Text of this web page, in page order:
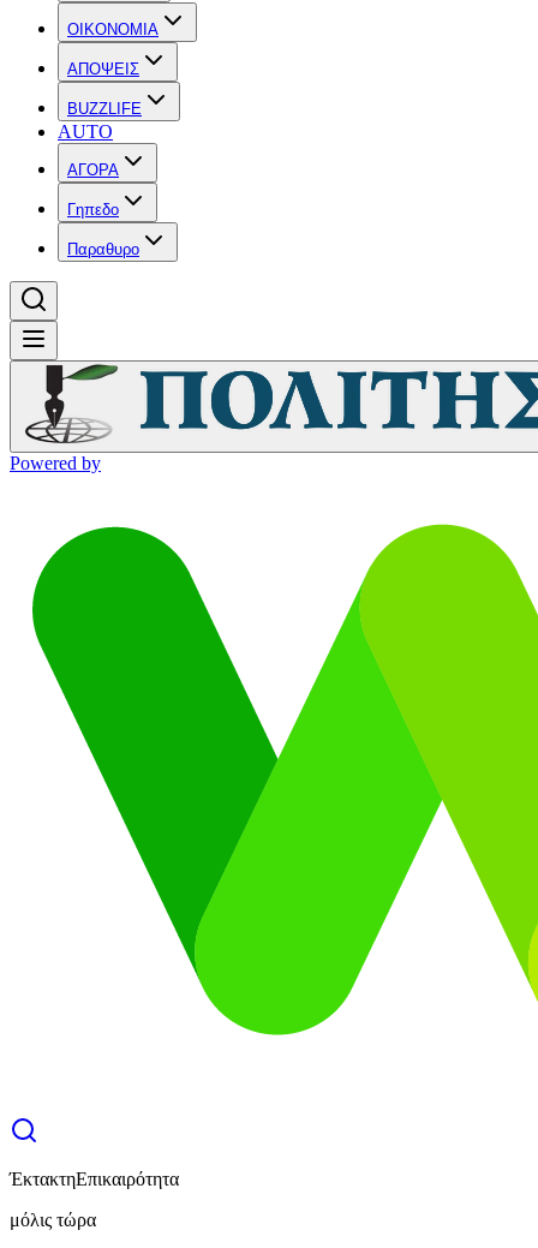
OIKONOMIA
ΑΠΟΨΕΙΣ
BUZZLIFE
AUTO
ΑΓΟΡΑ
Γηπεδο
Παραθυρο
Powered by
ΈκτακτηΕπικαιρότητα
μόλις τώρα